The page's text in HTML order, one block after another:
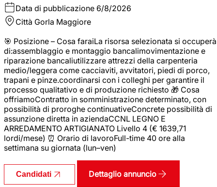
Data di pubblicazione 6/8/2026
Città Gorla Maggiore
🎯 Posizione – Cosa faraiLa risorsa selezionata si occuperà
di:assemblaggio e montaggio bancalimovimentazione e
riparazione bancaliutilizzare attrezzi della carpenteria
medio/leggera come cacciaviti, avvitatori, piedi di porco,
trapani e pinze.coordinarsi con i colleghi per garantire il
processo qualitativo e di produzione richiesto 🎁 Cosa
offriamoContratto in somministrazione determinato, con
possibilità di proroghe continuativeConcrete possibilità di
assunzione diretta in aziendaCCNL LEGNO E
ARREDAMENTO ARTIGIANATO Livello 4 (€ 1639,71
lordi/mese) ⏰ Orario di lavoroFull-time 40 ore alla
settimana su giornata (lun–ven)
Candidati Dettaglio annuncio